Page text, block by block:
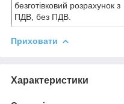
безготівковий розрахунок з
ПДВ, без ПДВ.
Приховати
Характеристики